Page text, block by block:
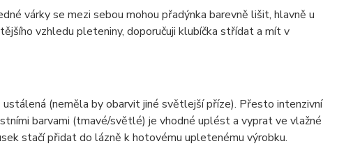
várky se mezi sebou mohou přadýnka barevně lišit, hlavně u
vzhledu pleteniny, doporučuji klubíčka střídat a mít v
(neměla by obarvit jiné světlejší příze). Přesto intenzivní
barvami (tmavé/světlé) je vhodné uplést a vyprat ve vlažné
stačí přidat do lázně k hotovému upletenému výrobku.